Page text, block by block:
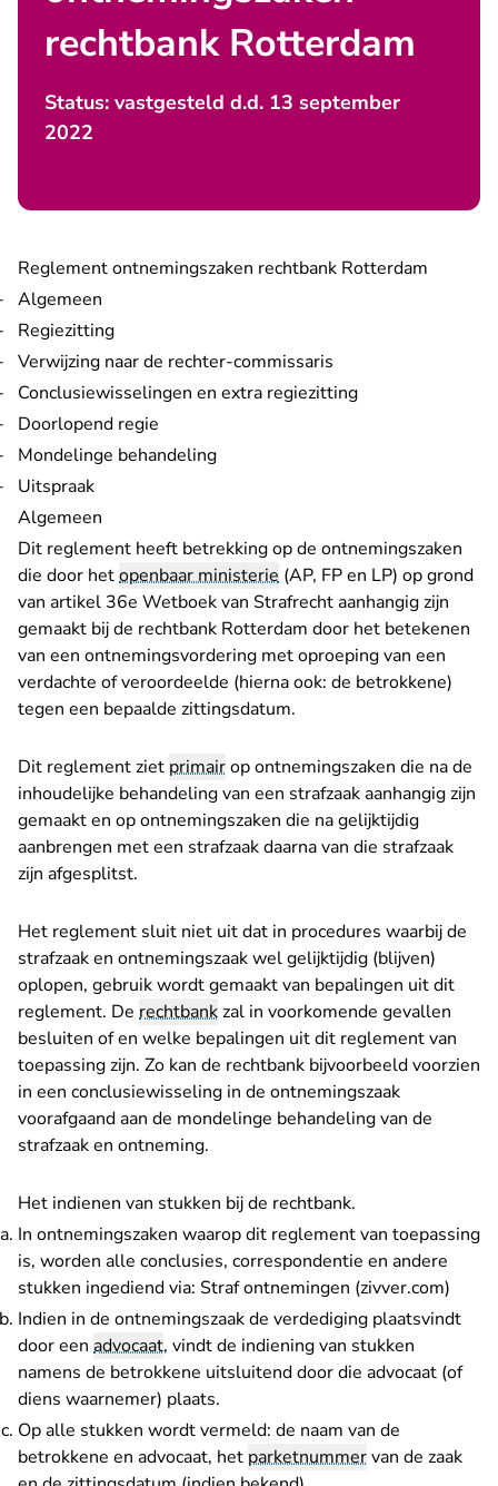
rechtbank Rotterdam
Status: vastgesteld d.d. 13 september
2022
Reglement ontnemingszaken rechtbank Rotterdam
Algemeen
Regiezitting
Verwijzing naar de rechter-commissaris
Conclusiewisselingen en extra regiezitting
Doorlopend regie
Mondelinge behandeling
Uitspraak
Algemeen
Dit reglement heeft betrekking op de ontnemingszaken
die door hetopenbaar ministerie (AP, FP en LP) op grond
van artikel 36e Wetboek van Strafrecht aanhangig zijn
gemaakt bij de rechtbank Rotterdam door het betekenen
van een ontnemingsvordering met oproeping van een
verdachte of veroordeelde (hierna ook: de betrokkene)
tegen een bepaalde zittingsdatum.
Dit reglement ziet primairop ontnemingszaken die na de
inhoudelijke behandeling van een strafzaak aanhangig zijn
gemaakt en op ontnemingszaken die na gelijktijdig
aanbrengen met een strafzaak daarna van die strafzaak
zijn afgesplitst.
Het reglement sluit niet uit dat in procedures waarbij de
strafzaak en ontnemingszaak wel gelijktijdig (blijven)
oplopen, gebruik wordt gemaakt van bepalingen uit dit
reglement. De rechtbankzal in voorkomende gevallen
besluiten of en welke bepalingen uit dit reglement van
toepassing zijn. Zo kan de rechtbank bijvoorbeeld voorzien
in een conclusiewisseling in de ontnemingszaak
voorafgaand aan de mondelinge behandeling van de
strafzaak en ontneming.
Het indienen van stukken bij de rechtbank.
In ontnemingszaken waarop dit reglement van toepassing
is, worden alle conclusies, correspondentie en andere
stukken ingediend via: Straf ontnemingen (zivver.com)
Indien in de ontnemingszaak de verdediging plaatsvindt
door een advocaat, vindt de indiening van stukken
namens de betrokkene uitsluitend door die advocaat (of
diens waarnemer) plaats.
Op alle stukken wordt vermeld: de naam van de
betrokkene en advocaat, het parketnummervan de zaak